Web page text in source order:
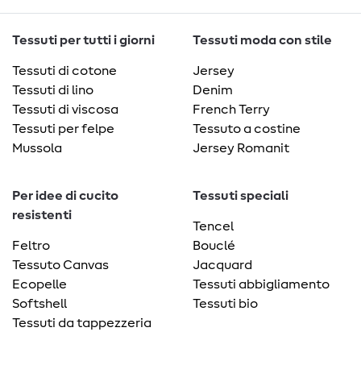
Tessuti per tutti i giorni
Tessuti di cotone
Tessuti di lino
Tessuti di viscosa
Tessuti per felpe
Mussola
Tessuti moda con stile
Jersey
Denim
French Terry
Tessuto a costine
Jersey Romanit
Per idee di cucito
resistenti
Feltro
Tessuto Canvas
Ecopelle
Softshell
Tessuti da tappezzeria
Tessuti speciali
Tencel
Bouclé
Jacquard
Tessuti abbigliamento
Tessuti bio